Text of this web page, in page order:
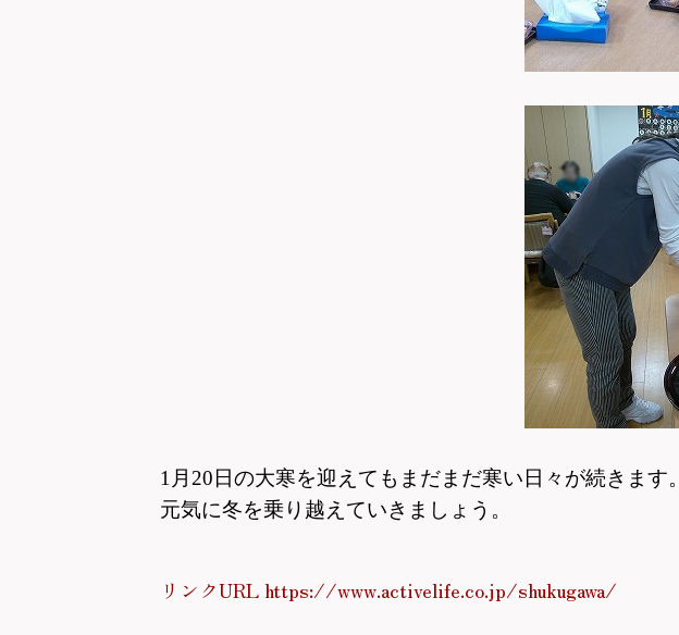
1月20日の大寒を迎えても まだまだ寒い日々が続きます。
元気に冬を乗り越えていきましょう。
リンクURL https://www.activelife.co.jp/shukugawa/